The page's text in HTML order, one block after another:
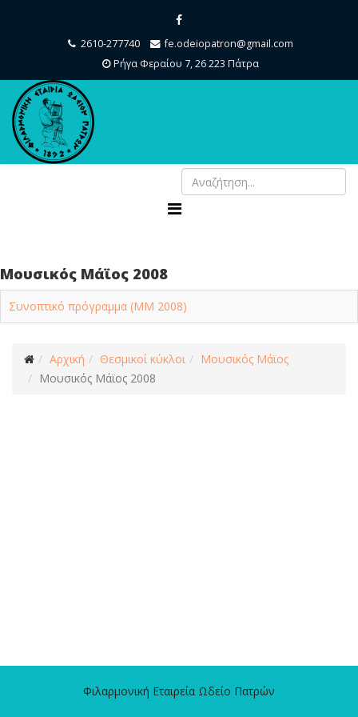
2610-277740
fe.odeiopatron@gmail.com
Ρήγα Φεραίου 7, 26 223 Πάτρα
Μουσικός Μάϊος 2008
Συνοπτικό πρόγραμμα (ΜΜ 2008)
Αρχική Θεσμικοί κύκλοι
Μουσικός Μάϊος
Μουσικός Μάϊος 2008
Φιλαρμονική Εταιρεία Ωδείο Πατρών